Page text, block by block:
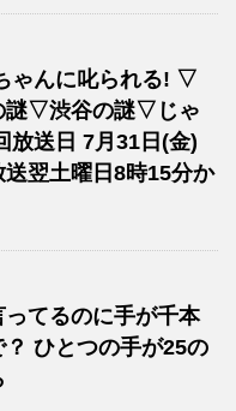
ゃんに叱られる! ▽
謎▽渋谷の謎▽じゃ
放送日 7月31日(金)
翌土曜日8時15分か
てるのに手が千本
ひとつの手が25の